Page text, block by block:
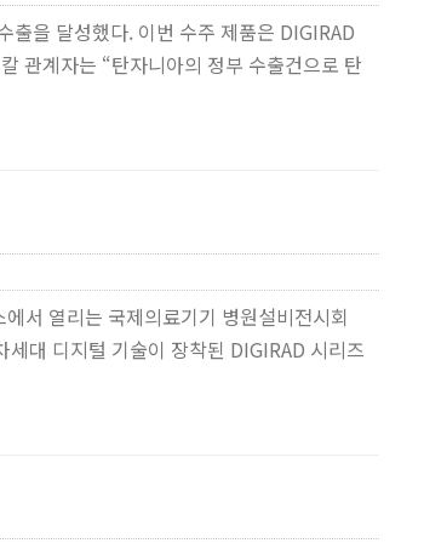
출을 달성했다. 이번 수주 제품은 DIGIRAD
관계자는 “탄자니아의 정부 수출건으로 탄
서 열리는 국제의료기기 병원설비전시회
대 디지털 기술이 장착된 DIGIRAD 시리즈